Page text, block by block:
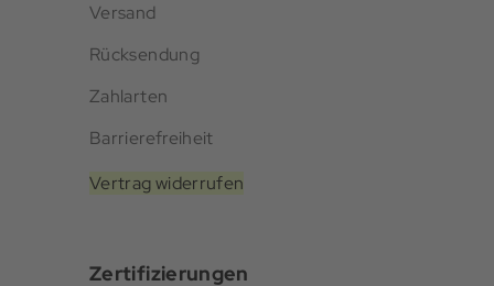
Versand
Rücksendung
Zahlarten
Barrierefreiheit
Vertrag widerrufen
Zertifizierungen